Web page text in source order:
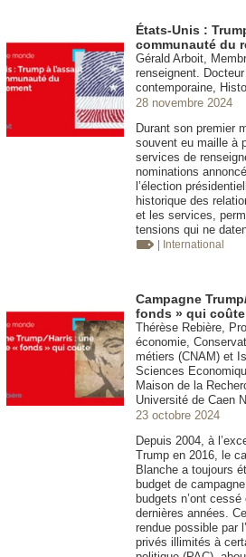
États-Unis :
communauté du
Gérald Arboit,
renseignent.
contemporaine,
28 novembre 2024
Durant son premier
souvent eu maille à
services de
nominations
l’élection
historique des
et les services,
tensions qui ne
| International
Campagne
fonds » qui
Thérèse Rebière,
économie,
métiers (CNAM) et
Sciences
Maison de la
Université de Caen
23 octobre 2024
Depuis 2004, à
Trump en 2016, le
Blanche a toujours
budget de
budgets n’ont
dernières années.
rendue possible par
privés illimités à